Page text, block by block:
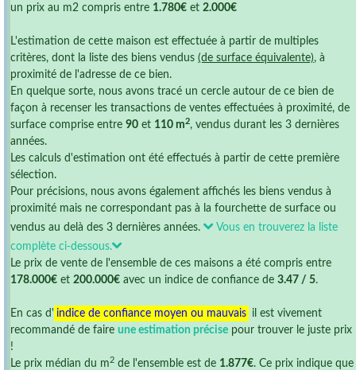
un prix au m2 compris entre 1.780€ et 2.000€
L'estimation de cette maison est effectuée à partir de multiples
critères, dont la liste des biens vendus (de surface équivalente), à
proximité de l'adresse de ce bien.
En quelque sorte, nous avons tracé un cercle autour de ce bien de
façon à recenser les transactions de ventes effectuées à proximité, de
surface comprise entre 90 et 110 m2, vendus durant les 3 dernières
années.
Les calculs d'estimation ont été effectués à partir de cette première
sélection.
Pour précisions, nous avons également affichés les biens vendus à
proximité mais ne correspondant pas à la fourchette de surface ou
vendus au delà des 3 dernières années.
Vous en trouverez la liste
complète ci-dessous.
Le prix de vente de l'ensemble de ces maisons a été compris entre
178.000€ et 200.000€ avec un indice de confiance de 3.47 / 5.
En cas d' indice de confiance moyen ou mauvais il est vivement
recommandé de faire une estimation précise pour trouver le juste prix
!
Le prix médian du m 2 de l'ensemble est de 1.877€. Ce prix indique que